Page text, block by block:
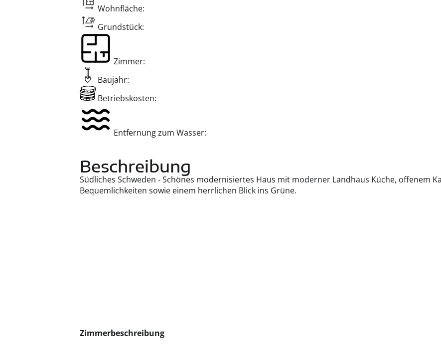
Wohnfläche:
Grundstück:
Zimmer:
Baujahr:
Betriebskosten:
Entfernung zum Wasser:
Beschreibung
Südliches Schweden - Schönes modernisiertes Haus mit moderner Landhaus Küche, offenem
Bequemlichkeiten sowie einem herrlichen Blick ins Grüne.
Zimmerbeschreibung